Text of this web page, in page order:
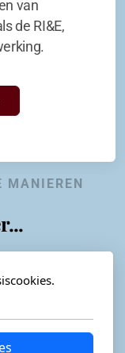
van
de RI&E,
MANIEREN